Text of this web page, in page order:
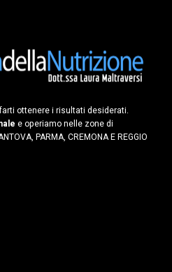
ottenere i risultati desiderati.
e operiamo nelle zone di
PARMA, CREMONA E REGGIO